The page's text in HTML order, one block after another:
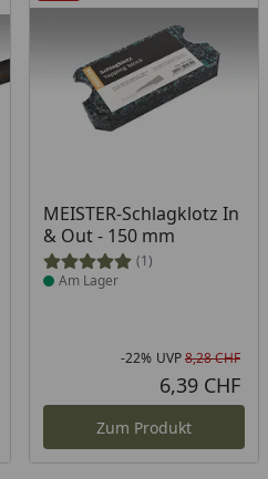
MEISTER-Schlagklotz In
& Out - 150 mm
(1)
Produkt am Lager
Am Lager
-22% UVP8,28 CHF
6,39 CHF
Zum Produkt